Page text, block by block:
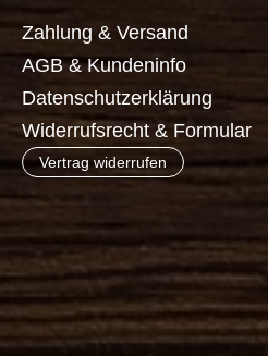
Zahlung & Versand
AGB & Kundeninfo
Datenschutzerklärung
Widerrufsrecht & Formular
Vertrag widerrufen